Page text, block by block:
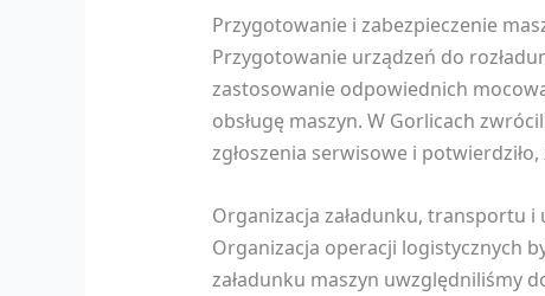
Przygotowanie i zabezpieczenie
Przygotowanie urządzeń do
zastosowanie odpowiednich
obsługę maszyn. W Gorlicach
zgłoszenia serwisowe i
Organizacja załadunku, transportu i
Organizacja operacji logistycznych
załadunku maszyn uwzględniliśmy